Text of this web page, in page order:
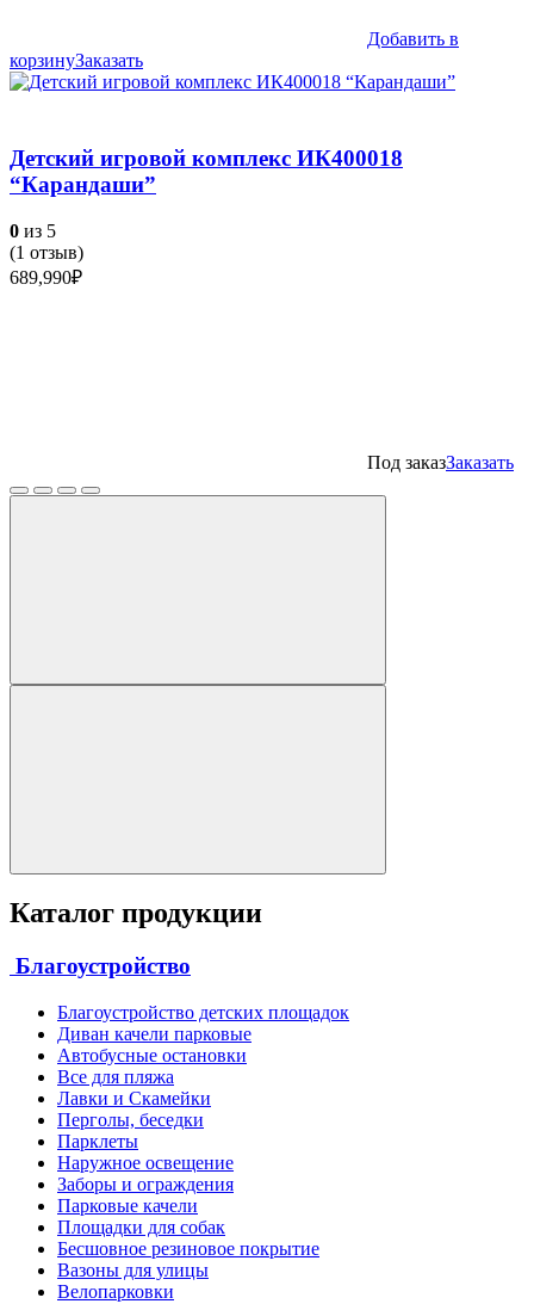
Добавить в
корзинуЗаказать
Детский игровой комплекс ИК400018
“Карандаши”
0 из 5
(1 отзыв)
689,990₽
Под заказЗаказать
Каталог продукции
Благоустройство
Благоустройство детских площадок
Диван качели парковые
Автобусные остановки
Все для пляжа
Лавки и Скамейки
Перголы, беседки
Парклеты
Наружное освещение
Заборы и ограждения
Парковые качели
Площадки для собак
Бесшовное резиновое покрытие
Вазоны для улицы
Велопарковки